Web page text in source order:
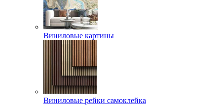
Виниловые картины
Виниловые рейки самоклейка